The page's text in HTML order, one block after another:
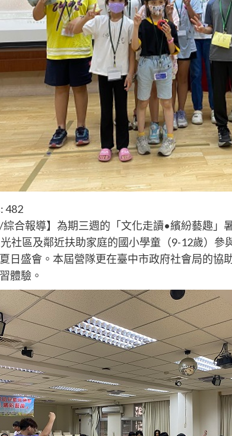
482
/綜合報導】為期三週的「文化走讀•繽紛藝趣」
社區及鄰近扶助家庭的國小學童（9-12歲）參
日盛會。本屆營隊更在臺中市政府社會局的協
體驗。